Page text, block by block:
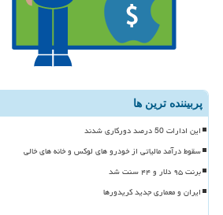
پربیننده ترین ها
این ادارات 50 درصد دورکاری شدند
سقوط درآمد مالیاتی از خودرو های لوکس و خانه های خالی
برنت ۹۵ دلار و ۴۴ سنت شد
ایران و معماری جدید کریدورها